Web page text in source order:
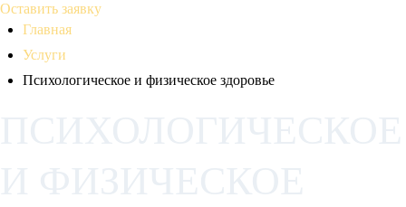
Оставить заявку
Главная
Услуги
Психологическое и физическое здоровье